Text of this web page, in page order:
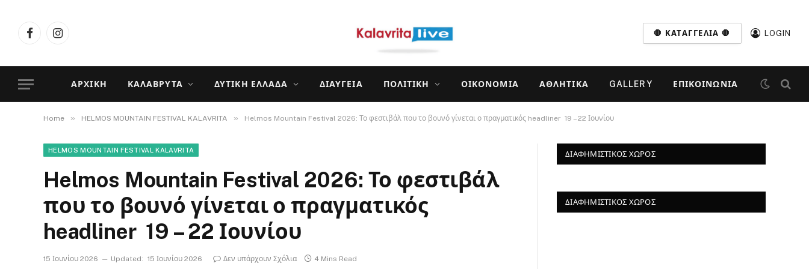
FacebookInstagram
🛑 ΚΑΤΑΓΓΕΛΊΑ 🛑 LOGIN
ΑΡΧΙΚΉ ΚΑΛΆΒΡΥΤΑ ΔΥΤΙΚΉ ΕΛΛΆΔΑ ΔΙΑΎΓΕΙΑ ΠΟΛΙΤΙΚΉ ΟΙΚΟΝΟΜΊΑ ΑΘΛΗΤΙΚΆ GALLERY ΕΠΙΚΟΙΝΩΝΊΑ
Home » HELMOS MOUNTAIN FESTIVAL KALAVRITA » Helmos Mountain Festival 2026: Το φεστιβάλ που το βουνό γίνεται ο πραγματικός headliner ​ 19 – 22 Ιουνίου
HELMOS MOUNTAIN FESTIVAL KALAVRITA
Helmos Mountain Festival 2026: Το φεστιβάλ
που το βουνό γίνεται ο πραγματικός
headliner ​ 19 – 22 Ιουνίου
15 Ιουνίου 2026 Updated: 15 Ιουνίου 2026 Δεν υπάρχουν Σχόλια 4 Mins Read
ΔΙΑΦΗΜΙΣΤΙΚΌΣ ΧΏΡΟΣ
ΔΙΑΦΗΜΙΣΤΙΚΌΣ ΧΏΡΟΣ